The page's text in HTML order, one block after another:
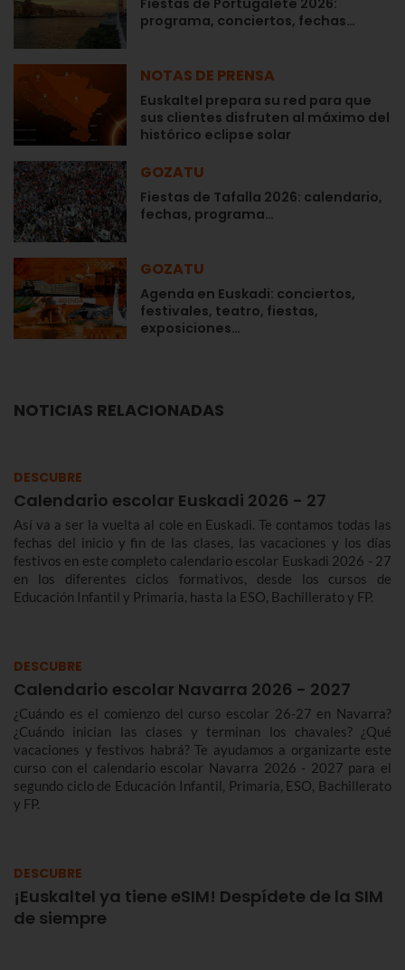
Fiestas de Portugalete 2026:
programa, conciertos, fechas…
NOTAS DE PRENSA
Euskaltel prepara su red para que
sus clientes disfruten al máximo del
histórico eclipse solar
GOZATU
Fiestas de Tafalla 2026: calendario,
fechas, programa…
GOZATU
Agenda en Euskadi: conciertos,
festivales, teatro, fiestas,
exposiciones…
NOTICIAS RELACIONADAS
DESCUBRE
Calendario escolar Euskadi 2026 - 27
Así va a ser la vuelta al cole en Euskadi. Te contamos todas las
fechas del inicio y fin de las clases, las vacaciones y los días
festivos en este completo calendario escolar Euskadi 2026 - 27
en los diferentes ciclos formativos, desde los cursos de
Educación Infantil y Primaria, hasta la ESO, Bachillerato y FP.
DESCUBRE
Calendario escolar Navarra 2026 - 2027
¿Cuándo es el comienzo del curso escolar 26-27 en Navarra?
¿Cuándo inician las clases y terminan los chavales? ¿Qué
vacaciones y festivos habrá? Te ayudamos a organizarte este
curso con el calendario escolar Navarra 2026 - 2027 para el
segundo ciclo de Educación Infantil, Primaria, ESO, Bachillerato
y FP.
DESCUBRE
¡Euskaltel ya tiene eSIM! Despídete de la SIM
de siempre